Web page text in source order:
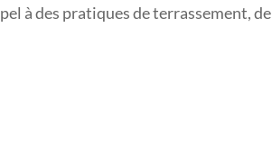
à des pratiques de terrassement, de